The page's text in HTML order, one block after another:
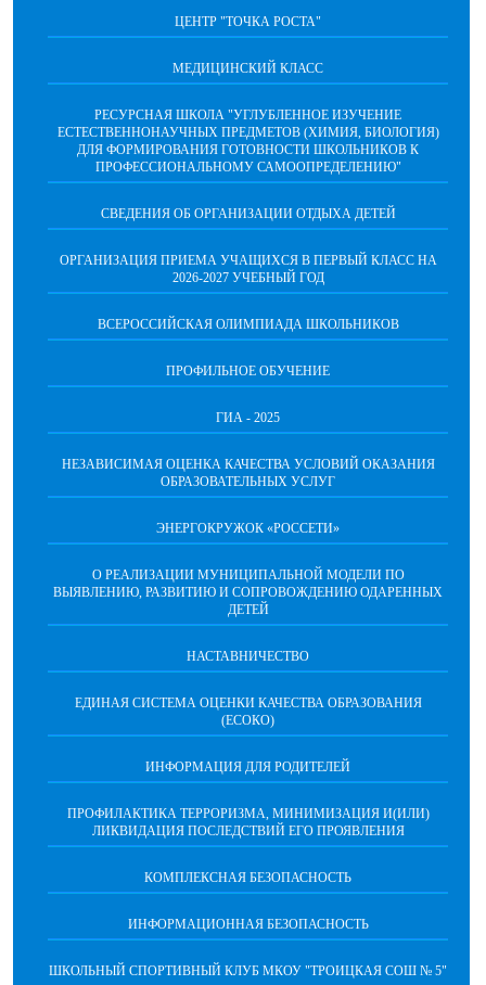
ЦЕНТР "ТОЧКА РОСТА"
МЕДИЦИНСКИЙ КЛАСС
РЕСУРСНАЯ ШКОЛА "УГЛУБЛЕННОЕ ИЗУЧЕНИЕ
ЕСТЕСТВЕННОНАУЧНЫХ ПРЕДМЕТОВ (ХИМИЯ, БИОЛОГИЯ)
ДЛЯ ФОРМИРОВАНИЯ ГОТОВНОСТИ ШКОЛЬНИКОВ К
ПРОФЕССИОНАЛЬНОМУ САМООПРЕДЕЛЕНИЮ"
СВЕДЕНИЯ ОБ ОРГАНИЗАЦИИ ОТДЫХА ДЕТЕЙ
ОРГАНИЗАЦИЯ ПРИЕМА УЧАЩИХСЯ В ПЕРВЫЙ КЛАСС НА
2026-2027 УЧЕБНЫЙ ГОД
ВСЕРОССИЙСКАЯ ОЛИМПИАДА ШКОЛЬНИКОВ
ПРОФИЛЬНОЕ ОБУЧЕНИЕ
ГИА - 2025
НЕЗАВИСИМАЯ ОЦЕНКА КАЧЕСТВА УСЛОВИЙ ОКАЗАНИЯ
ОБРАЗОВАТЕЛЬНЫХ УСЛУГ
ЭНЕРГОКРУЖОК «РОССЕТИ»
О РЕАЛИЗАЦИИ МУНИЦИПАЛЬНОЙ МОДЕЛИ ПО
ВЫЯВЛЕНИЮ, РАЗВИТИЮ И СОПРОВОЖДЕНИЮ ОДАРЕННЫХ
ДЕТЕЙ
НАСТАВНИЧЕСТВО
ЕДИНАЯ СИСТЕМА ОЦЕНКИ КАЧЕСТВА ОБРАЗОВАНИЯ
(ЕСОКО)
ИНФОРМАЦИЯ ДЛЯ РОДИТЕЛЕЙ
ПРОФИЛАКТИКА ТЕРРОРИЗМА, МИНИМИЗАЦИЯ И(ИЛИ)
ЛИКВИДАЦИЯ ПОСЛЕДСТВИЙ ЕГО ПРОЯВЛЕНИЯ
КОМПЛЕКСНАЯ БЕЗОПАСНОСТЬ
ИНФОРМАЦИОННАЯ БЕЗОПАСНОСТЬ
ШКОЛЬНЫЙ СПОРТИВНЫЙ КЛУБ МКОУ "ТРОИЦКАЯ СОШ № 5"